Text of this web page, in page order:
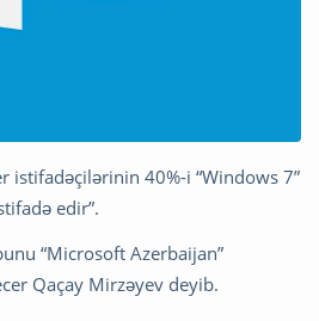
istifadəçilərinin 40%-i “Windows 7”
edir”.
“Microsoft Azerbaijan”
Qaçay Mirzəyev deyib.